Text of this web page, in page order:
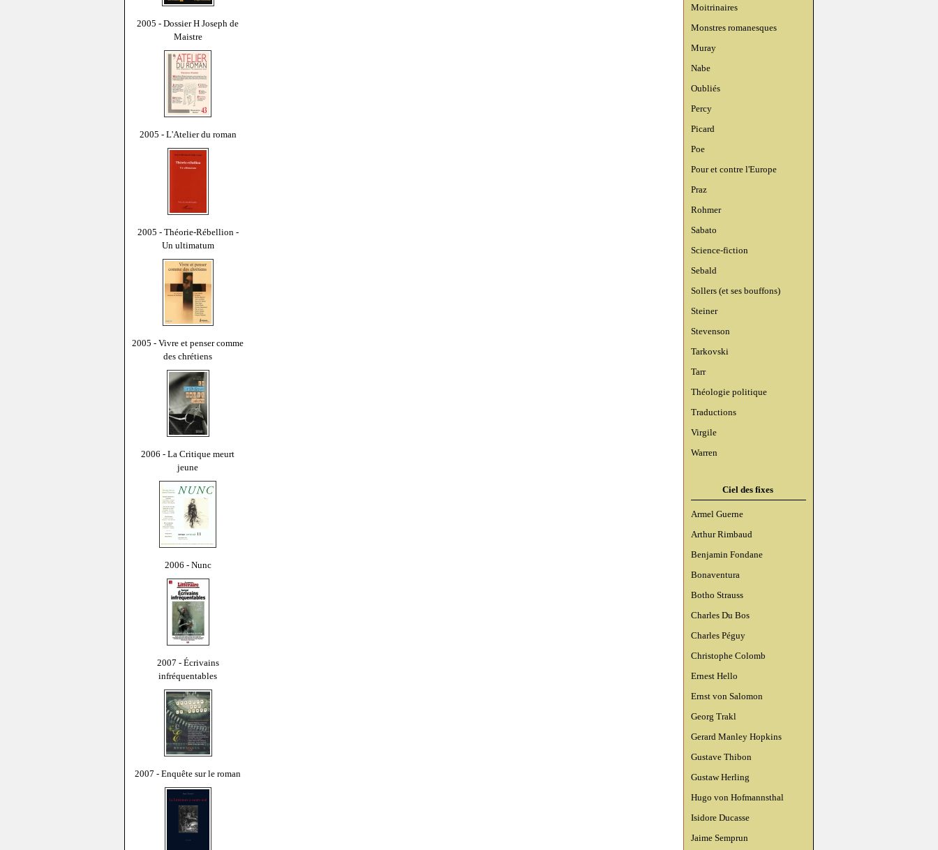
2005 - Dossier H Joseph de
Maistre
2005 - L'Atelier du roman
2005 - Théorie-Rébellion -
Un ultimatum
2005 - Vivre et penser comme
des chrétiens
2006 - La Critique meurt
jeune
2006 - Nunc
2007 - Écrivains
infréquentables
2007 - Enquête sur le roman
Moitrinaires
Monstres romanesques
Muray
Nabe
Oubliés
Percy
Picard
Poe
Pour et contre l'Europe
Praz
Rohmer
Sabato
Science-fiction
Sebald
Sollers (et ses bouffons)
Steiner
Stevenson
Tarkovski
Tarr
Théologie politique
Traductions
Virgile
Warren
Ciel des fixes
Armel Guerne
Arthur Rimbaud
Benjamin Fondane
Bonaventura
Botho Strauss
Charles Du Bos
Charles Péguy
Christophe Colomb
Ernest Hello
Ernst von Salomon
Georg Trakl
Gerard Manley Hopkins
Gustave Thibon
Gustaw Herling
Hugo von Hofmannsthal
Isidore Ducasse
Jaime Semprun